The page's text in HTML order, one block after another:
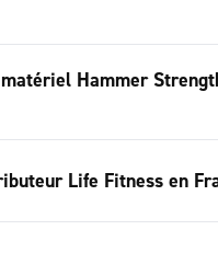
Hammer
Life Fitness en